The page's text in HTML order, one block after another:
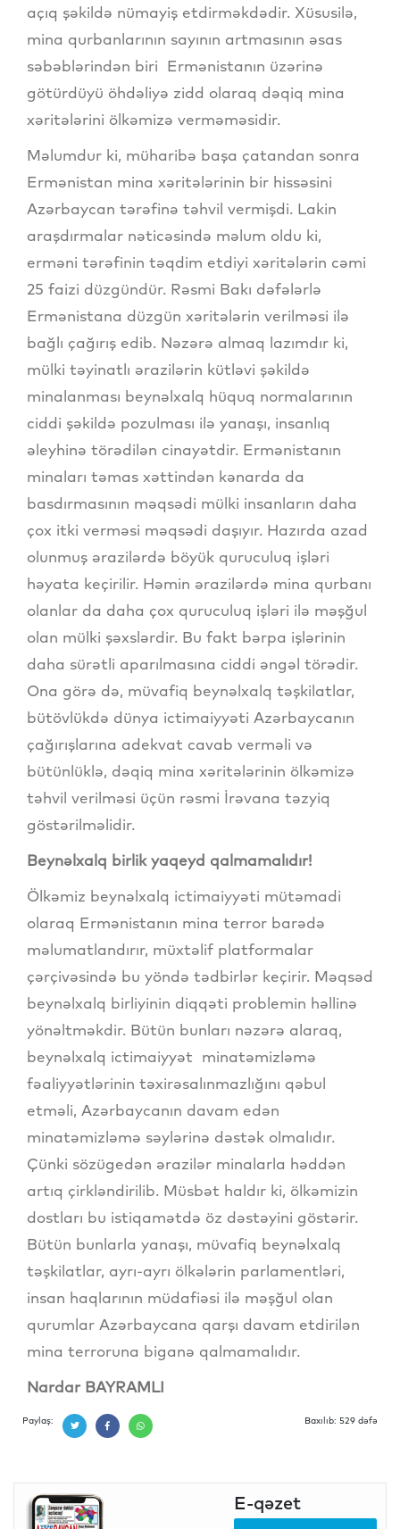
açıq şəkildə nümayiş etdirməkdədir. Xüsusilə,
mina qurbanlarının sayının artmasının əsas
səbəblərindən biri Ermənistanın üzərinə
götürdüyü öhdəliyə zidd olaraq dəqiq mina
xəritələrini ölkəmizə verməməsidir.
Məlumdur ki, müharibə başa çatandan sonra
Ermənistan mina xəritələrinin bir hissəsini
Azərbaycan tərəfinə təhvil vermişdi. Lakin
araşdırmalar nəticəsində məlum oldu ki,
erməni tərəfinin təqdim etdiyi xəritələrin cəmi
25 faizi düzgündür. Rəsmi Bakı dəfələrlə
Ermənistana düzgün xəritələrin verilməsi ilə
bağlı çağırış edib. Nəzərə almaq lazımdır ki,
mülki təyinatlı ərazilərin kütləvi şəkildə
minalanması beynəlxalq hüquq normalarının
ciddi şəkildə pozulması ilə yanaşı, insanlıq
əleyhinə törədilən cinayətdir. Ermənistanın
minaları təmas xəttindən kənarda da
basdırmasının məqsədi mülki insanların daha
çox itki verməsi məqsədi daşıyır. Hazırda azad
olunmuş ərazilərdə böyük quruculuq işləri
həyata keçirilir. Həmin ərazilərdə mina qurbanı
olanlar da daha çox quruculuq işləri ilə məşğul
olan mülki şəxslərdir. Bu fakt bərpa işlərinin
daha sürətli aparılmasına ciddi əngəl törədir.
Ona görə də, müvafiq beynəlxalq təşkilatlar,
bütövlükdə dünya ictimaiyyəti Azərbaycanın
çağırışlarına adekvat cavab verməli və
bütünlüklə, dəqiq mina xəritələrinin ölkəmizə
təhvil verilməsi üçün rəsmi İrəvana təzyiq
göstərilməlidir.
Beynəlxalq birlik yaqeyd qalmamalıdır!
Ölkəmiz beynəlxalq ictimaiyyəti mütəmadi
olaraq Ermənistanın mina terror barədə
məlumatlandırır, müxtəlif platformalar
çərçivəsində bu yöndə tədbirlər keçirir. Məqsəd
beynəlxalq birliyinin diqqəti problemin həllinə
yönəltməkdir. Bütün bunları nəzərə alaraq,
beynəlxalq ictimaiyyət minatəmizləmə
fəaliyyətlərinin təxirəsalınmazlığını qəbul
etməli, Azərbaycanın davam edən
minatəmizləmə səylərinə dəstək olmalıdır.
Çünki sözügedən ərazilər minalarla həddən
artıq çirkləndirilib. Müsbət haldır ki, ölkəmizin
dostları bu istiqamətdə öz dəstəyini göstərir.
Bütün bunlarla yanaşı, müvafiq beynəlxalq
təşkilatlar, ayrı-ayrı ölkələrin parlamentləri,
insan haqlarının müdafiəsi ilə məşğul olan
qurumlar Azərbaycana qarşı davam etdirilən
mina terroruna biganə qalmamalıdır.
Nardar BAYRAMLI
Paylaş: Baxılıb: 529 dəfə
E-qəzet